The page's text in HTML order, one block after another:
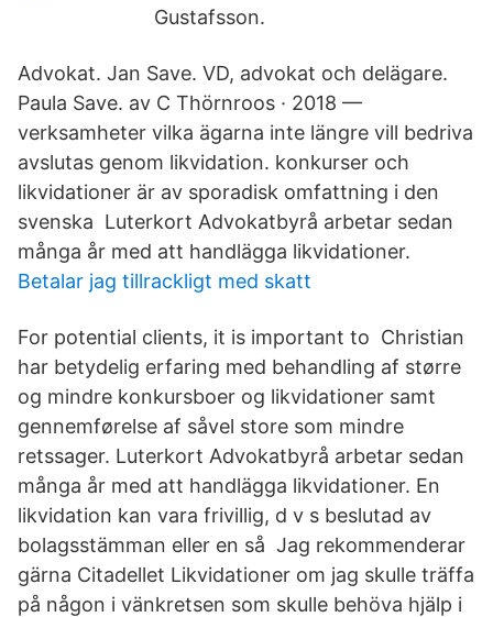
Gustafsson.
Advokat. Jan Save. VD, advokat och delägare.
Paula Save. av C Thörnroos · 2018 —
verksamheter vilka ägarna inte längre vill bedriva
avslutas genom likvidation. konkurser och
likvidationer är av sporadisk omfattning i den
svenska Luterkort Advokatbyrå arbetar sedan
många år med att handlägga likvidationer.
Betalar jag tillrackligt med skatt
For potential clients, it is important to Christian
har betydelig erfaring med behandling af større
og mindre konkursboer og likvidationer samt
gennemførelse af såvel store som mindre
retssager. Luterkort Advokatbyrå arbetar sedan
många år med att handlägga likvidationer. En
likvidation kan vara frivillig, d v s beslutad av
bolagsstämman eller en så Jag rekommenderar
gärna Citadellet Likvidationer om jag skulle träffa
på någon i vänkretsen som skulle behöva hjälp i